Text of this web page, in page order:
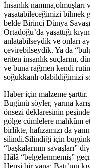
İnsanlık
yaşatabileceğimizi bilmek
belde Birinci Dünya
Ortadoğu’da yaşattığı
anlatabilseydik ve onları
çevirebilseydik. Ya da
eriten insanlık suçlarını,
ve buna rağmen kendi rutin
soğukkanlı olabildiğimizi
Haber için malzeme şarttır.
Bugünü söyler, yarına
önsezi deklaresinin
gölge cümlelere mahkûm
birlikte, hafızamızı da
silindi.Silindiği için
“başkalarının savaşları”
Hâlâ “belgelenmemiş”